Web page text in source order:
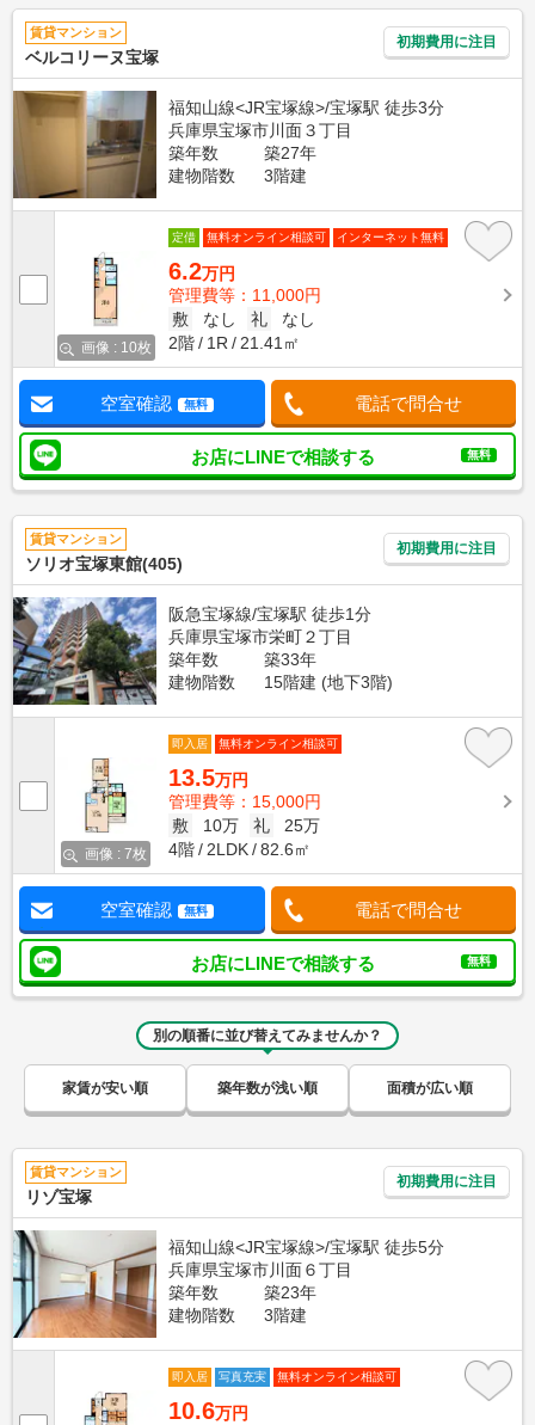
賃貸マンション
ベルコリーヌ宝塚
初期費用に注目
福知山線<JR宝塚線>/宝塚駅 徒歩3分
兵庫県宝塚市川面３丁目
築年数
築27年
建物階数
3階建
画像 : 10枚
定借 無料オンライン相談可 インターネット無料
6.2万円
管理費等：11,000円
敷
なし 礼
なし
2階
1R 21.41㎡
空室確認 無料 電話で問合せ
お店にLINEで相談する 無料
賃貸マンション
ソリオ宝塚東館(405)
初期費用に注目
阪急宝塚線/宝塚駅 徒歩1分
兵庫県宝塚市栄町２丁目
築年数
築33年
建物階数
15階建 (地下3階)
画像 : 7枚
即入居 無料オンライン相談可
13.5万円
管理費等：15,000円
敷
10万 礼
25万
4階
2LDK 82.6㎡
空室確認 無料 電話で問合せ
お店にLINEで相談する 無料
別の順番に並び替えてみませんか？
家賃が安い順 築年数が浅い順 面積が広い順
賃貸マンション
リゾ宝塚
初期費用に注目
福知山線<JR宝塚線>/宝塚駅 徒歩5分
兵庫県宝塚市川面６丁目
築年数
築23年
建物階数
3階建
即入居 写真充実 無料オンライン相談可
10.6万円